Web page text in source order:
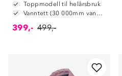
Toppmodell til helårsbruk
Vanntett (30 000mm vannsøyle)
399,- 499,-